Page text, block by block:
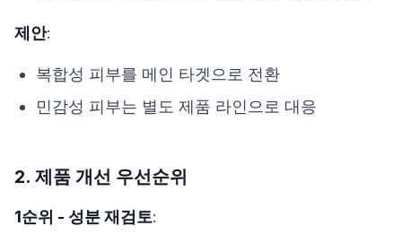
제안:
복합성 피부를 메인 타겟으로 전환
민감성 피부는 별도 제품 라인으로 대응
2. 제품 개선 우선순위
1순위 - 성분 재검토: